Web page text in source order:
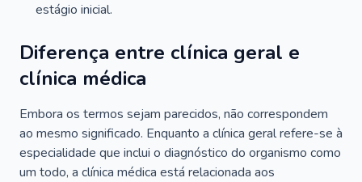
estágio inicial.
Diferença entre clínica geral e
clínica médica
Embora os termos sejam parecidos, não correspondem
ao mesmo significado. Enquanto a clínica geral refere-se à
especialidade que inclui o diagnóstico do organismo como
um todo, a clínica médica está relacionada aos